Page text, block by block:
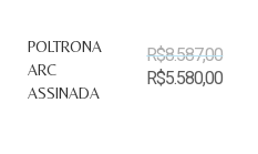
POLTRONA
ARC
ASSINADA
R$8.587,00
R$5.580,00